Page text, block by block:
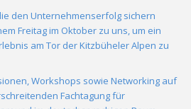
den Unternehmenserfolg sichern
Freitag im Oktober zu uns, um ein
am Tor der Kitzbüheler Alpen zu
Workshops sowie Networking auf
Fachtagung für